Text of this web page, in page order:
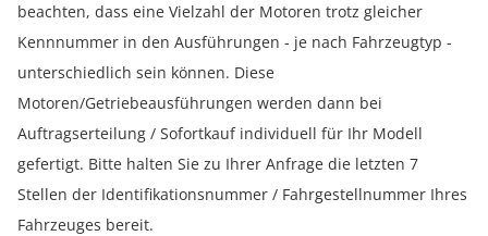
beachten, dass eine Vielzahl der Motoren trotz gleicher
Kennnummer in den Ausführungen - je nach Fahrzeugtyp -
unterschiedlich sein können. Diese
Motoren/Getriebeausführungen werden dann bei
Auftragserteilung / Sofortkauf individuell für Ihr Modell
gefertigt. Bitte halten Sie zu Ihrer Anfrage die letzten 7
Stellen der Identifikationsnummer / Fahrgestellnummer Ihres
Fahrzeuges bereit.